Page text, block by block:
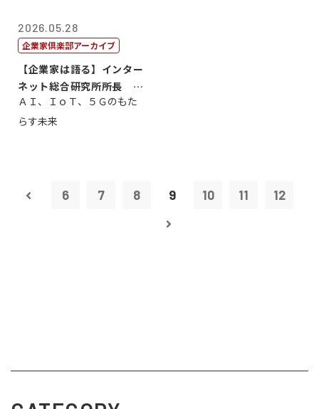
2026.05.28
企業家倶楽部アーカイブ
【企業家は語る】インター
ネット総合研究所所長 ブ
ロードバンド...
ＡＩ、ＩｏＴ、５Ｇのもた
らす未来
6 7 8 9 10 11 12